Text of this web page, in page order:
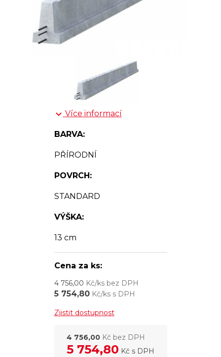
Více informací
BARVA:
PŘÍRODNÍ
POVRCH:
STANDARD
VÝŠKA:
13 cm
Cena za ks:
4 756,00 Kč/ks bez DPH
5 754,80Kč/ks s DPH
Zjistit dostupnost
4 756,00 Kč bez DPH
5 754,80 Kč s DPH